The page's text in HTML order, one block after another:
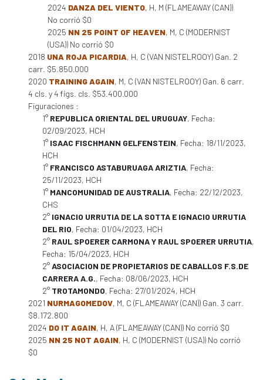
2024 DANZA DEL VIENTO, H, M (FLAMEAWAY (CAN))
No corrió $0
2025 NN 25 POINT OF HEAVEN, M, C (MODERNIST
(USA)) No corrió $0
2018 UNA ROJA PICARDIA, H, C (VAN NISTELROOY) Gan. 2
carr. $5.850.000
2020 TRAINING AGAIN, M, C (VAN NISTELROOY) Gan. 6 carr.
4 cls. y 4 figs. cls. $53.400.000
Figuraciones :
1° REPUBLICA ORIENTAL DEL URUGUAY, Fecha:
02/09/2023, HCH
1° ISAAC FISCHMANN GELFENSTEIN, Fecha: 18/11/2023,
HCH
1° FRANCISCO ASTABURUAGA ARIZTIA, Fecha:
25/11/2023, HCH
1° MANCOMUNIDAD DE AUSTRALIA, Fecha: 22/12/2023,
CHS
2° IGNACIO URRUTIA DE LA SOTTA E IGNACIO URRUTIA
DEL RIO, Fecha: 01/04/2023, HCH
2° RAUL SPOERER CARMONA Y RAUL SPOERER URRUTIA,
Fecha: 15/04/2023, HCH
2°ASOCIACION DE PROPIETARIOS DE CABALLOS F.S.DE
CARRERA A.G., Fecha: 08/06/2023, HCH
2° TROTAMONDO, Fecha: 27/01/2024, HCH
2021 NURMAGOMEDOV, M, C (FLAMEAWAY (CAN)) Gan. 3 carr.
$8.172.800
2024 DO IT AGAIN, H, A (FLAMEAWAY (CAN)) No corrió $0
2025 NN 25 NOT AGAIN, H, C (MODERNIST (USA)) No corrió
$0